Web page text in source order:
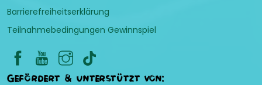
Barrierefreiheitserklärung
Teilnahmebedingungen Gewinnspiel
Gefördert & unterstützt von: